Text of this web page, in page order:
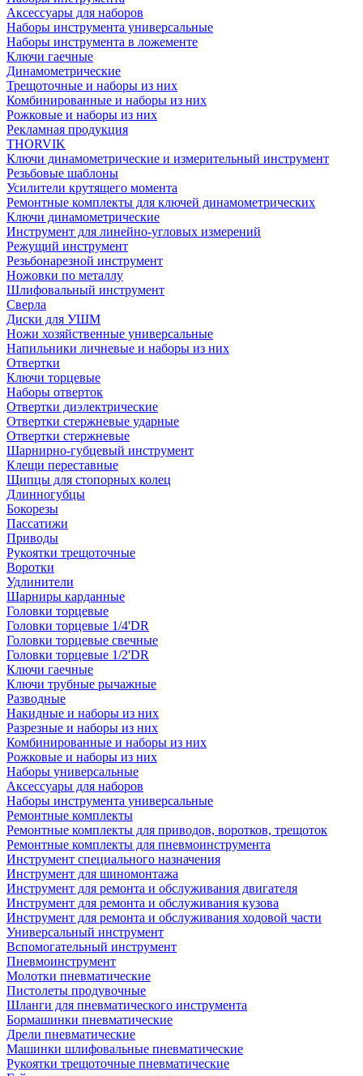
Аксессуары для наборов
Наборы инструмента универсальные
Наборы инструмента в ложементе
Ключи гаечные
Динамометрические
Трещоточные и наборы из них
Комбинированные и наборы из них
Рожковые и наборы из них
Рекламная продукция
THORVIK
Ключи динамометрические и измерительный инструмент
Резьбовые шаблоны
Усилители крутящего момента
Ремонтные комплекты для ключей динамометрических
Ключи динамометрические
Инструмент для линейно-угловых измерений
Режущий инструмент
Резьбонарезной инструмент
Ножовки по металлу
Шлифовальный инструмент
Сверла
Диски для УШМ
Ножи хозяйственные универсальные
Напильники личневые и наборы из них
Отвертки
Ключи торцевые
Наборы отверток
Отвертки диэлектрические
Отвертки стержневые ударные
Отвертки стержневые
Шарнирно-губцевый инструмент
Клещи переставные
Щипцы для стопорных колец
Длинногубцы
Бокорезы
Пассатижи
Приводы
Рукоятки трещоточные
Воротки
Удлинители
Шарниры карданные
Головки торцевые
Головки торцевые 1/4'DR
Головки торцевые свечные
Головки торцевые 1/2'DR
Ключи гаечные
Ключи трубные рычажные
Разводные
Накидные и наборы из них
Разрезные и наборы из них
Комбинированные и наборы из них
Рожковые и наборы из них
Наборы универсальные
Аксессуары для наборов
Наборы инструмента универсальные
Ремонтные комплекты
Ремонтные комплекты для приводов, воротков, трещоток
Ремонтные комплекты для пневмоинструмента
Инструмент специального назначения
Инструмент для шиномонтажа
Инструмент для ремонта и обслуживания двигателя
Инструмент для ремонта и обслуживания кузова
Инструмент для ремонта и обслуживания ходовой части
Универсальный инструмент
Вспомогательный инструмент
Пневмоинструмент
Молотки пневматические
Пистолеты продувочные
Шланги для пневматического инструмента
Бормашинки пневматические
Дрели пневматические
Машинки шлифовальные пневматические
Рукоятки трещоточные пневматические